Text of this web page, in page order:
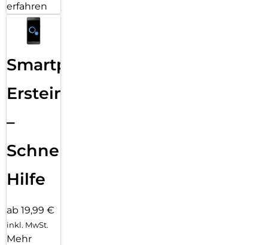
erfahren
Smartphone
Ersteinrichtung
–
Schnelle
Hilfe
ab 19,99 €
inkl. MwSt.
Mehr